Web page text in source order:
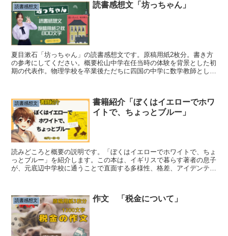
読書感想文 読書感想文「坊っちゃん」
夏目漱石「坊っちゃん」の読書感想文です。原稿用紙2枚分。書き方
の参考にしてください。概要松山中学在任当時の体験を背景とした初
期の代表作。物理学校を卒業後ただちに四国の中学に数学教師として
読書感想文
書籍紹介「ぼくはイエローでホワ
イトで、ちょっとブルー」
読みどころと概要の説明です。「ぼくはイエローでホワイトで、ちょ
っとブルー」を紹介します。この本は、イギリスで暮らす著者の息子
が、元底辺中学校に通うことで直面する多様性、格差、アイデンティ
読書感想文 作文 「税金について」